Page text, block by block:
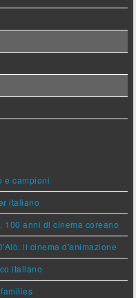
e campioni
italiano
100 anni di cinema coreano
il cinema d'animazione
italiano